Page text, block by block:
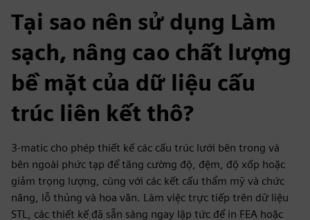
Tại sao nên sử dụng Làm
sạch, nâng cao chất lượng
bề mặt của dữ liệu cấu
trúc liên kết thô?
3-matic cho phép thiết kế các cấu trúc lưới bên trong và
bên ngoài phức tạp để tăng cường độ, đệm, độ xốp hoặc
giảm trọng lượng, cùng với các kết cấu thẩm mỹ và chức
năng, lỗ thủng và hoa văn. Làm việc trực tiếp trên dữ liệu
STL, các thiết kế đã sẵn sàng ngay lập tức để in FEA hoặc